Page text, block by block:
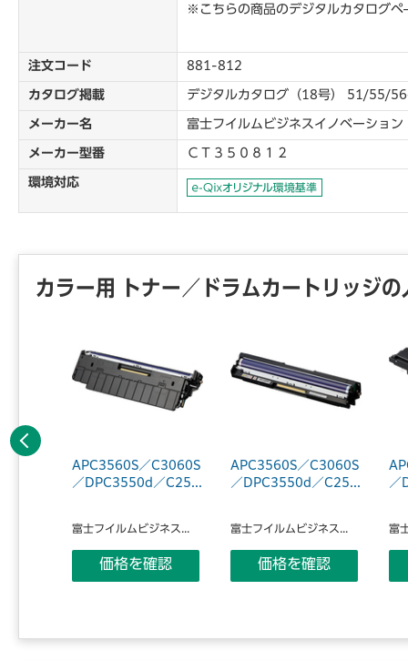
※こちらの商品のデジタルカタログ
注文コード 881-812
カタログ掲載 デジタルカタログ（18号） 51/55/56
メーカー名 富士フイルムビジネスイノベーション
メーカー型番 ＣＴ３５０８１２
環境対応
カラー用 トナー／ドラムカートリッジの
APC3560S／C3060S
／DPC3550d／C25...
富士フイルムビジネス...
価格を確認
APC3560S／C3060S
／DPC3550d／C25...
富士フイルムビジネス...
価格を確認
／
富
前へ